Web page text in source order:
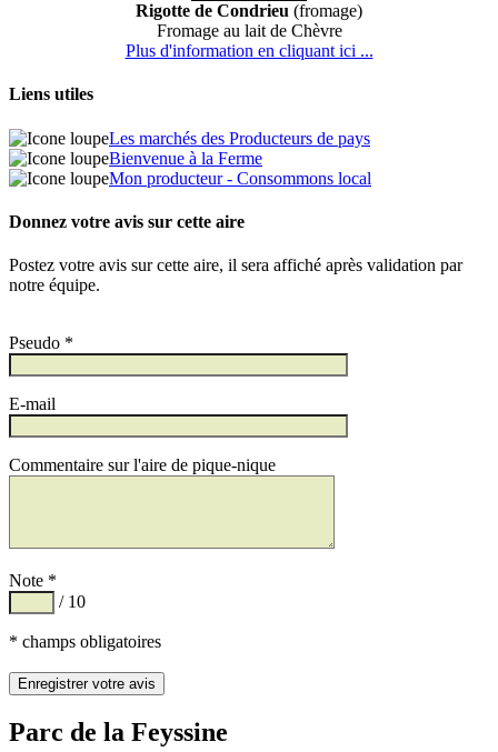
Rigotte de Condrieu (fromage)
Fromage au lait de Chèvre
Plus d'information en cliquant ici ...
Liens utiles
Les marchés des Producteurs de pays
Bienvenue à la Ferme
Mon producteur - Consommons local
Donnez votre avis sur cette aire
Postez votre avis sur cette aire, il sera affiché après validation par
notre équipe.
Pseudo *
E-mail
Commentaire sur l'aire de pique-nique
Note *
/ 10
* champs obligatoires
Parc de la Feyssine